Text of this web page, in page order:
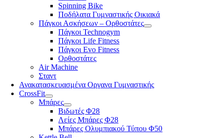
Spinning Bike
Ποδήλατα Γυμναστικής Οικιακά
Πάγκοι Ασκήσεων – Ορθοστάτες
Πάγκοι Technogym
Πάγκοι Life Fitness
Πάγκοι Evo Fitness
Ορθοστάτες
Air Machine
Σταντ
Ανακατασκευασμένα Οργανα Γυμναστικής
CrossFit
Μπάρες
Βιδωτές Φ28
Λείες Μπάρες Φ28
Μπάρες Ολυμπιακού Τύπου Φ50